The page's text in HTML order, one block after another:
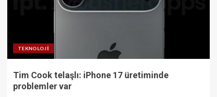
TEKNOLOJI
Tim Cook telaşlı: iPhone 17 üretiminde
problemler var